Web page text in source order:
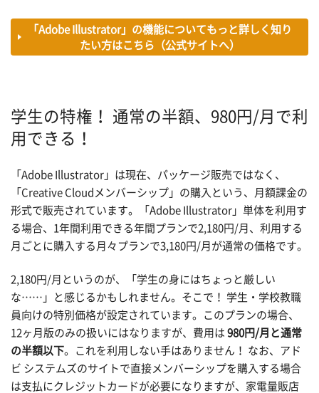
「Adobe Illustrator」の機能についてもっと詳しく知り
たい方はこちら（公式サイトへ）
学生の特権！ 通常の半額、980円/月で利
用できる！
「Adobe Illustrator」は現在、パッケージ販売ではなく、
「Creative Cloudメンバーシップ」の購入という、月額課金の
形式で販売されています。「Adobe Illustrator」単体を利用す
る場合、1年間利用できる年間プランで2,180円/月、利用する
月ごとに購入する月々プランで3,180円/月が通常の価格です。
2,180円/月というのが、「学生の身にはちょっと厳しい
な……」と感じるかもしれません。そこで！ 学生・学校教職
員向けの特別価格が設定されています。このプランの場合、
12ヶ月版のみの扱いにはなりますが、費用は 980円/月と通常
の半額以下。これを利用しない手はありません！ なお、アド
ビ システムズのサイトで直接メンバーシップを購入する場合
は支払にクレジットカードが必要になりますが、家電量販店